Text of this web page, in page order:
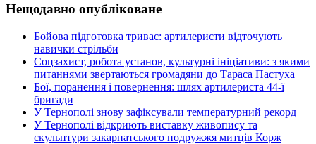
Нещодавно опубліковане
Бойова підготовка триває: артилеристи відточують
навички стрільби
Соцзахист, робота установ, культурні ініціативи: з якими
питаннями звертаються громадяни до Тараса Пастуха
Бої, поранення і повернення: шлях артилериста 44-ї
бригади
У Тернополі знову зафіксували температурний рекорд
У Тернополі відкриють виставку живопису та
скульптури закарпатського подружжя митців Корж